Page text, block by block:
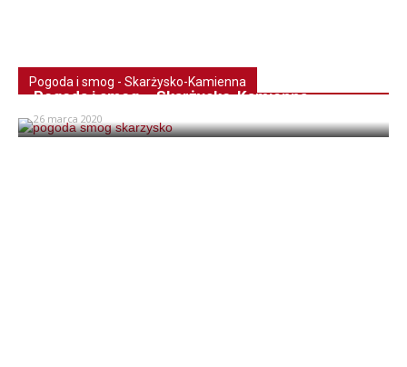
Pogoda i smog - Skarżysko-Kamienna
Pogoda i smog – Skarżysko-Kamienna
26 marca 2020